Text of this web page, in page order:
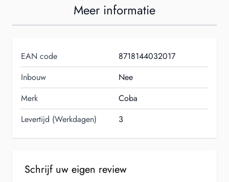
Meer informatie
EAN code
8718144032017
Inbouw
Nee
Merk
Coba
Levertijd (Werkdagen)
3
Schrijf uw eigen review